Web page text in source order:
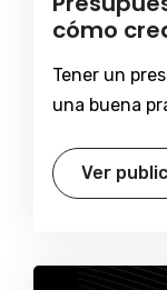
cómo
Tener un
una buena
Ver